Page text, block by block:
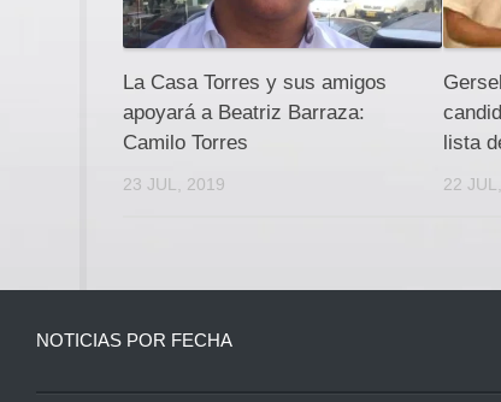
La Casa Torres y sus amigos
apoyará a Beatriz Barraza:
Camilo Torres
23 JUL, 2019
lista
22
NOTICIAS POR FECHA